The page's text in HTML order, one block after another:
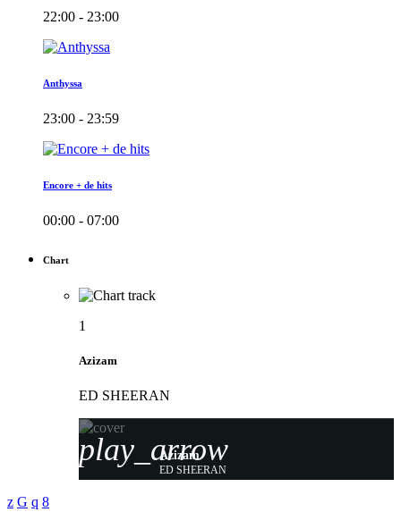
22:00 - 23:00
Anthyssa
23:00 - 23:59
Encore + de hits
00:00 - 07:00
Chart
1
Azizam
ED SHEERAN
play_arrow
Azizam
ED SHEERAN